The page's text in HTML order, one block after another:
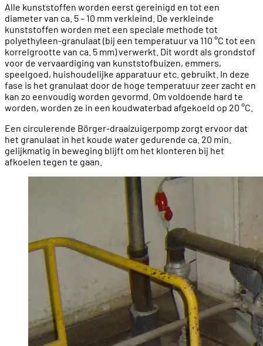
Alle kunststoffen worden eerst gereinigd en tot een
diameter van ca. 5 – 10 mm verkleind. De verkleinde
kunststoffen worden met een speciale methode tot
polyethyleen-granulaat (bij een temperatuur va 110 °C tot een
korrelgrootte van ca. 5 mm) verwerkt. Dit wordt als grondstof
voor de vervaardiging van kunststofbuizen, emmers,
speelgoed, huishoudelijke apparatuur etc. gebruikt. In deze
fase is het granulaat door de hoge temperatuur zeer zacht en
kan zo eenvoudig worden gevormd. Om voldoende hard te
worden, worden ze in een koudwaterbad afgekoeld op 20 °C.
Een circulerende Börger-draaizuigerpomp zorgt ervoor dat
het granulaat in het koude water gedurende ca. 20 min.
gelijkmatig in beweging blijft om het klonteren bij het
afkoelen tegen te gaan.